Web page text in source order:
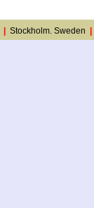
Stockholm. Sweden